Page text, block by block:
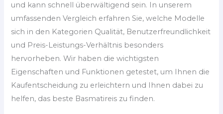
und kann schnell überwältigend sein. In unserem
umfassenden Vergleich erfahren Sie, welche Modelle
sich in den Kategorien Qualität, Benutzerfreundlichkeit
und Preis-Leistungs-Verhältnis besonders
hervorheben. Wir haben die wichtigsten
Eigenschaften und Funktionen getestet, um Ihnen die
Kaufentscheidung zu erleichtern und Ihnen dabei zu
helfen, das beste Basmatireis zu finden.